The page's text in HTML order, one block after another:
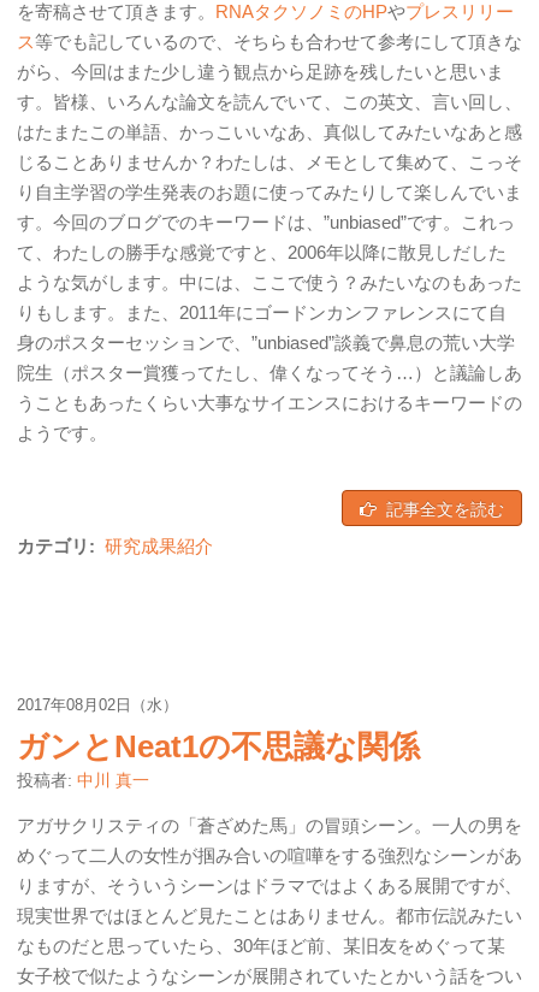
を寄稿させて頂きます。 RNAタクソノミのHPやプレスリリー
ス等でも記しているので、そちらも合わせて参考にして頂きな
がら、今回はまた少し違う観点から足跡を残したいと思いま
す。皆様、いろんな論文を読んでいて、この英文、言い回し、
はたまたこの単語、かっこいいなあ、真似してみたいなあと感
じることありませんか？わたしは、メモとして集めて、こっそ
り自主学習の学生発表のお題に使ってみたりして楽しんでいま
す。今回のブログでのキーワードは、”unbiased”です。これっ
て、わたしの勝手な感覚ですと、2006年以降に散見しだした
ような気がします。中には、ここで使う？みたいなのもあった
りもします。また、2011年にゴードンカンファレンスにて自
身のポスターセッションで、”unbiased”談義で鼻息の荒い大学
院生（ポスター賞獲ってたし、偉くなってそう…）と議論しあ
うこともあったくらい大事なサイエンスにおけるキーワードの
ようです。
記事全文を読む
カテゴリ: 研究成果紹介
2017年08月02日（水）
ガンとNeat1の不思議な関係
投稿者: 中川 真一
アガサクリスティの「蒼ざめた馬」の冒頭シーン。一人の男を
めぐって二人の女性が掴み合いの喧嘩をする強烈なシーンがあ
りますが、そういうシーンはドラマではよくある展開ですが、
現実世界ではほとんど見たことはありません。都市伝説みたい
なものだと思っていたら、30年ほど前、某旧友をめぐって某
女子校で似たようなシーンが展開されていたとかいう話をつい